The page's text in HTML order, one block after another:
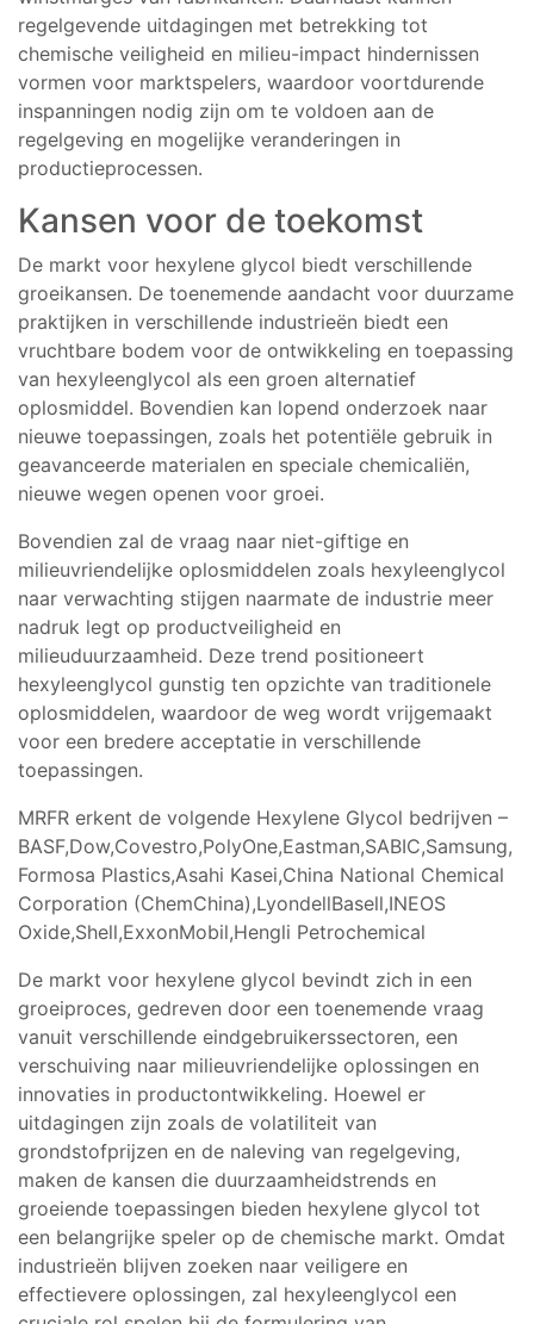
regelgevende uitdagingen met betrekking tot
chemische veiligheid en milieu-impact hindernissen
vormen voor marktspelers, waardoor voortdurende
inspanningen nodig zijn om te voldoen aan de
regelgeving en mogelijke veranderingen in
productieprocessen.
Kansen voor de toekomst
De markt voor hexylene glycol biedt verschillende
groeikansen. De toenemende aandacht voor duurzame
praktijken in verschillende industrieën biedt een
vruchtbare bodem voor de ontwikkeling en toepassing
van hexyleenglycol als een groen alternatief
oplosmiddel. Bovendien kan lopend onderzoek naar
nieuwe toepassingen, zoals het potentiële gebruik in
geavanceerde materialen en speciale chemicaliën,
nieuwe wegen openen voor groei.
Bovendien zal de vraag naar niet-giftige en
milieuvriendelijke oplosmiddelen zoals hexyleenglycol
naar verwachting stijgen naarmate de industrie meer
nadruk legt op productveiligheid en
milieuduurzaamheid. Deze trend positioneert
hexyleenglycol gunstig ten opzichte van traditionele
oplosmiddelen, waardoor de weg wordt vrijgemaakt
voor een bredere acceptatie in verschillende
toepassingen.
MRFR erkent de volgende Hexylene Glycol bedrijven –
BASF,Dow,Covestro,PolyOne,Eastman,SABIC,Samsung,
Formosa Plastics,Asahi Kasei,China National Chemical
Corporation (ChemChina),LyondellBasell,INEOS
Oxide,Shell,ExxonMobil,Hengli Petrochemical
De markt voor hexylene glycol bevindt zich in een
groeiproces, gedreven door een toenemende vraag
vanuit verschillende eindgebruikerssectoren, een
verschuiving naar milieuvriendelijke oplossingen en
innovaties in productontwikkeling. Hoewel er
uitdagingen zijn zoals de volatiliteit van
grondstofprijzen en de naleving van regelgeving,
maken de kansen die duurzaamheidstrends en
groeiende toepassingen bieden hexylene glycol tot
een belangrijke speler op de chemische markt. Omdat
industrieën blijven zoeken naar veiligere en
effectievere oplossingen, zal hexyleenglycol een